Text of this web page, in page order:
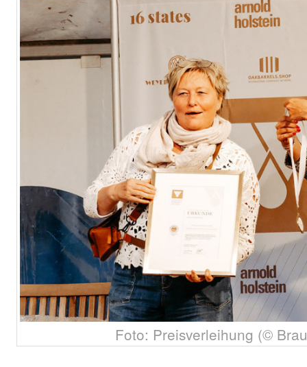
Foto: Preisverleihung (©